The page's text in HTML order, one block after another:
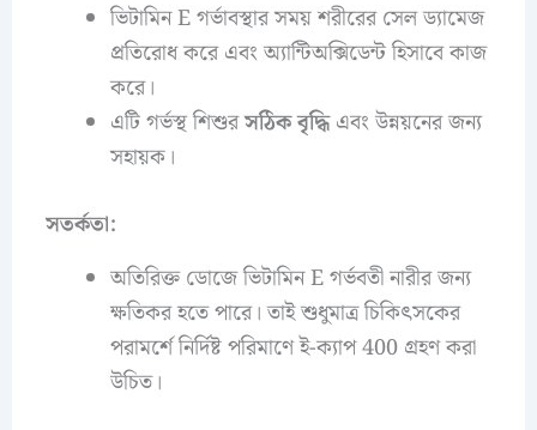
ভিটামিন E গর্ভাবস্থার সময় শরীরের সেল ড্যামেজ
প্রতিরোধ করে এবং অ্যান্টিঅক্সিডেন্ট হিসাবে কাজ
করে।
এটি গর্ভস্থ শিশুরসঠিক বৃদ্ধিএবং উন্নয়নের জন্য
সহায়ক।
সতর্কতা:
অতিরিক্ত ডোজে ভিটামিন E গর্ভবতী নারীর জন্য
ক্ষতিকর হতে পারে। তাই শুধুমাত্র চিকিৎসকের
পরামর্শে নির্দিষ্ট পরিমাণে ই-ক্যাপ 400 গ্রহণ করা
উচিত।